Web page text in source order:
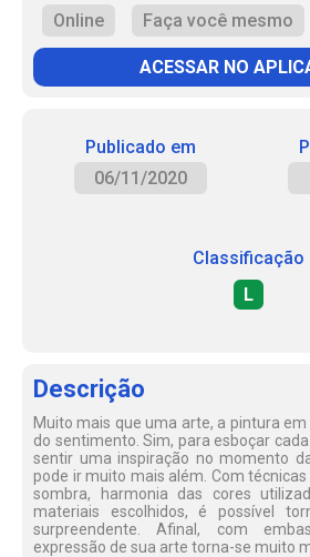
Online
Faça você mesmo
ACESSAR NO
Publicado em
06/11/2020
Classificação
L
Descrição
Muito mais que uma arte, a pintura
do sentimento. Sim, para esboçar
sentir uma inspiração no momento
pode ir muito mais além. Com
sombra, harmonia das cores
materiais escolhidos, é possível
surpreendente. Afinal, com
expressão de sua arte torna-se muito